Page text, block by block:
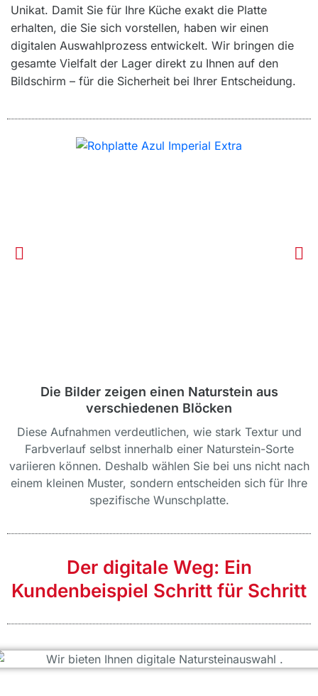
Unikat. Damit Sie für Ihre Küche exakt die Platte
erhalten, die Sie sich vorstellen, haben wir einen
digitalen Auswahlprozess entwickelt. Wir bringen die
gesamte Vielfalt der Lager direkt zu Ihnen auf den
Bildschirm – für die Sicherheit bei Ihrer Entscheidung.
Die Bilder zeigen einen Naturstein aus
verschiedenen Blöcken
Diese Aufnahmen verdeutlichen, wie stark Textur und
Farbverlauf selbst innerhalb einer Naturstein-Sorte
variieren können. Deshalb wählen Sie bei uns nicht nach
einem kleinen Muster, sondern entscheiden sich für Ihre
spezifische Wunschplatte.
Der digitale Weg: Ein
Kundenbeispiel Schritt für Schritt